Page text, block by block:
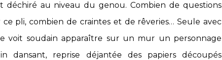
déchiré au niveau du genou. Combien de questions
ce pli, combien de craintes et de rêveries… Seule avec
voit soudain apparaître sur un mur un personnage
dansant, reprise déjantée des papiers découpés